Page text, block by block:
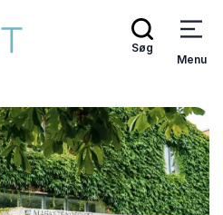
Søg
Menu